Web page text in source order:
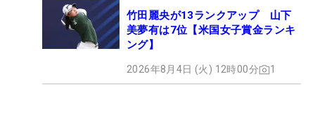
竹田麗央が13ランクアップ 山下
美夢有は7位【米国女子賞金ランキ
ング】
2026年8月4日 (火) 12時00分 1